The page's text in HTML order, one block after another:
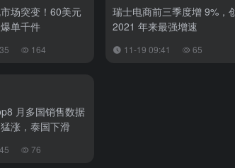
场突变！60美元
单千件
164
瑞士电商前三季度增 9%，
2021 年来最强增速
11-19 09:41 65
月多国销售数据
涨，泰国下滑
76